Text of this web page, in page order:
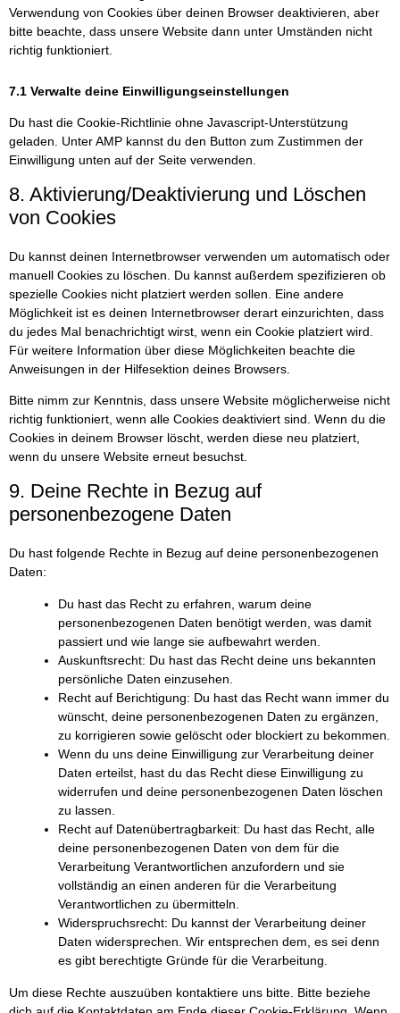
Verwendung von Cookies über deinen Browser deaktivieren, aber
bitte beachte, dass unsere Website dann unter Umständen nicht
richtig funktioniert.
7.1 Verwalte deine Einwilligungseinstellungen
Du hast die Cookie-Richtlinie ohne Javascript-Unterstützung
geladen. Unter AMP kannst du den Button zum Zustimmen der
Einwilligung unten auf der Seite verwenden.
8. Aktivierung/Deaktivierung und Löschen
von Cookies
Du kannst deinen Internetbrowser verwenden um automatisch oder
manuell Cookies zu löschen. Du kannst außerdem spezifizieren ob
spezielle Cookies nicht platziert werden sollen. Eine andere
Möglichkeit ist es deinen Internetbrowser derart einzurichten, dass
du jedes Mal benachrichtigt wirst, wenn ein Cookie platziert wird.
Für weitere Information über diese Möglichkeiten beachte die
Anweisungen in der Hilfesektion deines Browsers.
Bitte nimm zur Kenntnis, dass unsere Website möglicherweise nicht
richtig funktioniert, wenn alle Cookies deaktiviert sind. Wenn du die
Cookies in deinem Browser löscht, werden diese neu platziert,
wenn du unsere Website erneut besuchst.
9. Deine Rechte in Bezug auf
personenbezogene Daten
Du hast folgende Rechte in Bezug auf deine personenbezogenen
Daten:
Du hast das Recht zu erfahren, warum deine
personenbezogenen Daten benötigt werden, was damit
passiert und wie lange sie aufbewahrt werden.
Auskunftsrecht: Du hast das Recht deine uns bekannten
persönliche Daten einzusehen.
Recht auf Berichtigung: Du hast das Recht wann immer du
wünscht, deine personenbezogenen Daten zu ergänzen,
zu korrigieren sowie gelöscht oder blockiert zu bekommen.
Wenn du uns deine Einwilligung zur Verarbeitung deiner
Daten erteilst, hast du das Recht diese Einwilligung zu
widerrufen und deine personenbezogenen Daten löschen
zu lassen.
Recht auf Datenübertragbarkeit: Du hast das Recht, alle
deine personenbezogenen Daten von dem für die
Verarbeitung Verantwortlichen anzufordern und sie
vollständig an einen anderen für die Verarbeitung
Verantwortlichen zu übermitteln.
Widerspruchsrecht: Du kannst der Verarbeitung deiner
Daten widersprechen. Wir entsprechen dem, es sei denn
es gibt berechtigte Gründe für die Verarbeitung.
Um diese Rechte auszuüben kontaktiere uns bitte. Bitte beziehe